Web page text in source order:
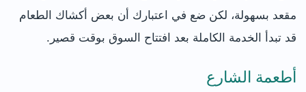
مقعد بسهولة، لكن ضع في اعتبارك أن بعض أكشاك الطعام
قد تبدأ الخدمة الكاملة بعد افتتاح السوق بوقت قصير.
أطعمة الشارع